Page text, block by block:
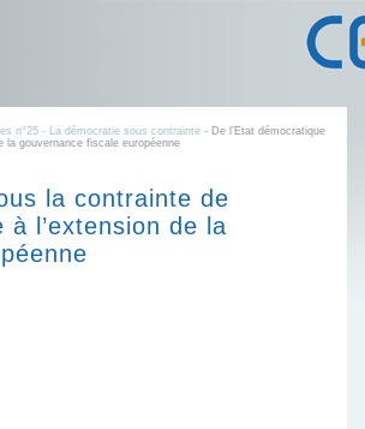
n°25 - La démocratie sous contrainte - De l’Etat démocratique
la gouvernance fiscale européenne
la contrainte de
à l’extension de la